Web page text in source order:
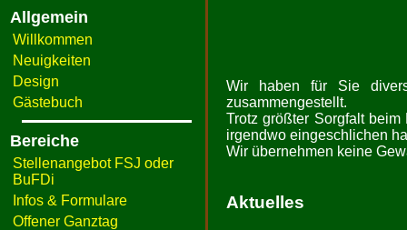
Allgemein
Willkommen
Neuigkeiten
Design
Gästebuch
Bereiche
Stellenangebot FSJ oder
BuFDi
Infos & Formulare
Offener Ganztag
Wir haben für Sie
zusammengestellt.
Trotz größter Sorgfalt
irgendwo eingeschlichen
Wir übernehmen keine
Aktuelles